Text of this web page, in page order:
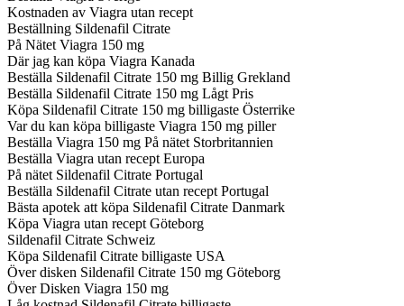
Kostnaden av Viagra utan recept
Beställning Sildenafil Citrate
På Nätet Viagra 150 mg
Där jag kan köpa Viagra Kanada
Beställa Sildenafil Citrate 150 mg Billig Grekland
Beställa Sildenafil Citrate 150 mg Lågt Pris
Köpa Sildenafil Citrate 150 mg billigaste Österrike
Var du kan köpa billigaste Viagra 150 mg piller
Beställa Viagra 150 mg På nätet Storbritannien
Beställa Viagra utan recept Europa
På nätet Sildenafil Citrate Portugal
Beställa Sildenafil Citrate utan recept Portugal
Bästa apotek att köpa Sildenafil Citrate Danmark
Köpa Viagra utan recept Göteborg
Sildenafil Citrate Schweiz
Köpa Sildenafil Citrate billigaste USA
Över disken Sildenafil Citrate 150 mg Göteborg
Över Disken Viagra 150 mg